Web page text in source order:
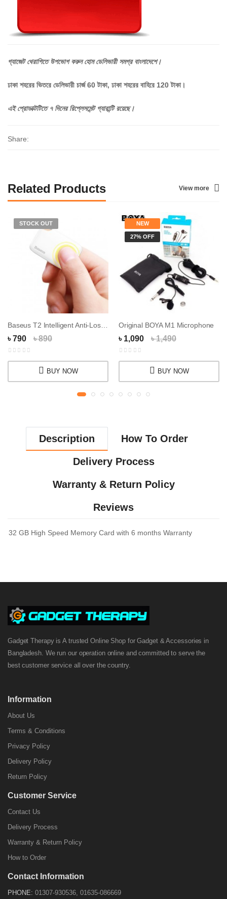
গ্যাজেট থেরাপিতে উপভোগ করুন হোম ডেলিভারী সমগ্র বাংলাদেশে।
ঢাকা শহরের ভিতরে ডেলিভারী চার্জ 60 টাকা, ঢাকা শহরের বাহিরে 120 টাকা।
এই প্রোডাক্টটিতে ৭ দিনের রিপ্লেসমেন্ট গ্যারান্টি রয়েছে।
Share:
Related Products View more
STOCK OUT
Baseus T2 Intelligent Anti-Lost Tracker Devic...
৳ 790 ৳ 890
BUY NOW
NEW
27% OFF
Original BOYA M1 Microphone
৳ 1,090 ৳ 1,490
BUY NOW
Description How To Order
Delivery Process
Warranty & Return Policy
Reviews
32 GB High Speed Memory Card with 6 months Warranty
Gadget Therapy is A trusted Online Shop for Gadget & Accessories in
Bangladesh. We run our operation online and committed to serve the
best customer service all over the country.
Information
About Us
Terms & Conditions
Privacy Policy
Delivery Policy
Return Policy
Customer Service
Contact Us
Delivery Process
Warranty & Return Policy
How to Order
Contact Information
PHONE: 01307-930536, 01635-086669